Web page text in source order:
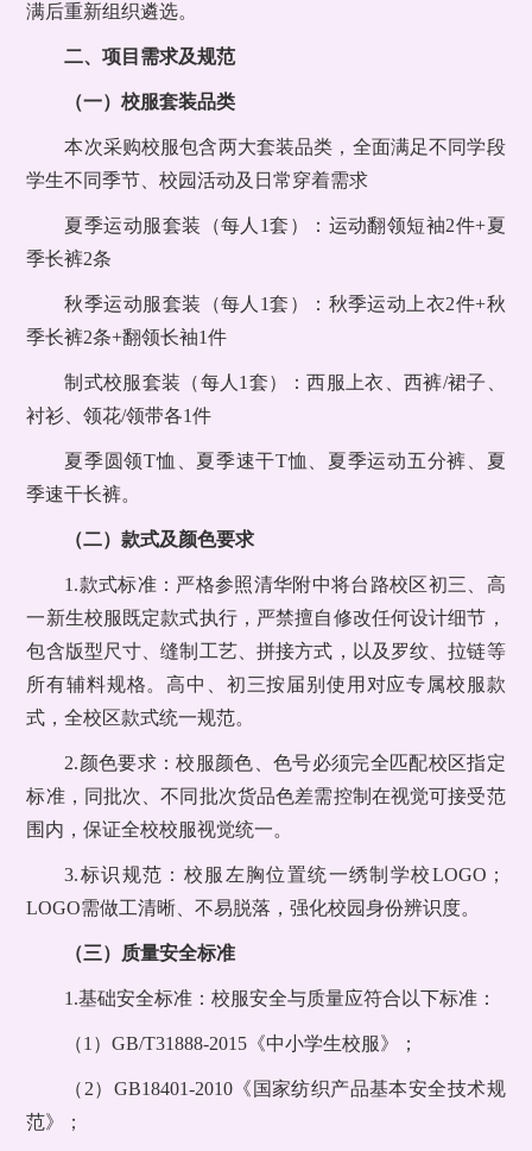
满后重新组织遴选。
二、项目需求及规范
（一）校服套装品类
本次采购校服包含两大套装品类，全面满足不同学段
学生不同季节、校园活动及日常穿着需求
夏季运动服套装（每人1套）：运动翻领短袖2件+夏
季长裤2条
秋季运动服套装（每人1套）：秋季运动上衣2件+秋
季长裤2条+翻领长袖1件
制式校服套装（每人1套）：西服上衣、西裤/裙子、
衬衫、领花/领带各1件
夏季圆领T恤、夏季速干T恤、夏季运动五分裤、夏
季速干长裤。
（二）款式及颜色要求
1.款式标准：严格参照清华附中将台路校区初三、高
一新生校服既定款式执行，严禁擅自修改任何设计细节，
包含版型尺寸、缝制工艺、拼接方式，以及罗纹、拉链等
所有辅料规格。高中、初三按届别使用对应专属校服款
式，全校区款式统一规范。
2.颜色要求：校服颜色、色号必须完全匹配校区指定
标准，同批次、不同批次货品色差需控制在视觉可接受范
围内，保证全校校服视觉统一。
3.标识规范：校服左胸位置统一绣制学校LOGO；
LOGO需做工清晰、不易脱落，强化校园身份辨识度。
（三）质量安全标准
1.基础安全标准：校服安全与质量应符合以下标准：
（1）GB/T31888-2015《中小学生校服》；
（2）GB18401-2010《国家纺织产品基本安全技术规
范》；